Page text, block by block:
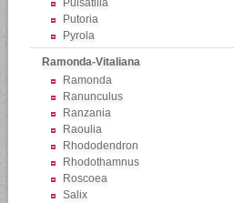
Pulsatilla
Putoria
Pyrola
Ramonda-Vitaliana
Ramonda
Ranunculus
Ranzania
Raoulia
Rhododendron
Rhodothamnus
Roscoea
Salix